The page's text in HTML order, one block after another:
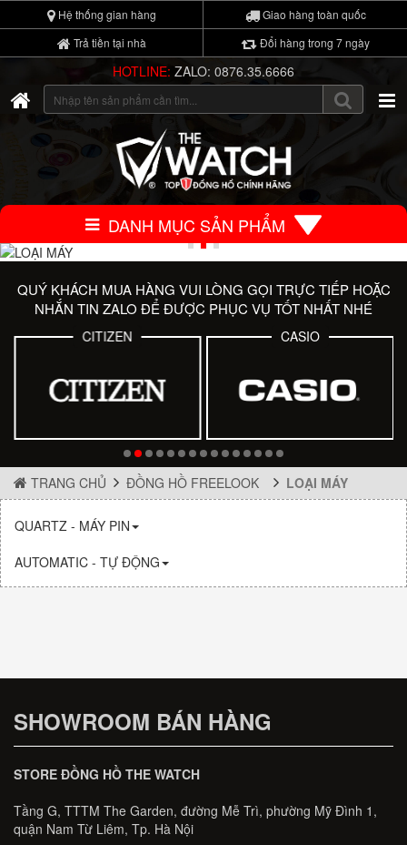
Hệ thống gian hàng
Giao hàng toàn quốc
Trả tiền tại nhà
Đổi hàng trong 7 ngày
HOTLINE: ZALO: 0876.35.6666
DANH MỤC SẢN PHẨM
QUÝ KHÁCH MUA HÀNG VUI LÒNG GỌI TRỰC TIẾP HOẶC
NHẮN TIN ZALO ĐỂ ĐƯỢC PHỤC VỤ TỐT NHẤT NHÉ
CITIZEN CASIO
TRANG CHỦ ĐỒNG HỒ FREELOOK LOẠI MÁY
QUARTZ - MÁY PIN
AUTOMATIC - TỰ ĐỘNG
SHOWROOM BÁN HÀNG
STORE ĐỒNG HỒ THE WATCH
Tầng G, TTTM The Garden, đường Mễ Trì, phường Mỹ Đình 1,
quận Nam Từ Liêm, Tp. Hà Nội